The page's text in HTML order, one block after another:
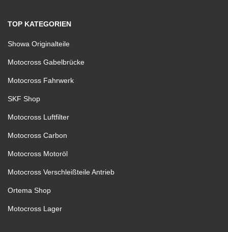
TOP KATEGORIEN
Showa Originalteile
Motocross Gabelbrücke
Motocross Fahrwerk
SKF Shop
Motocross Luftfilter
Motocross Carbon
Motocross Motoröl
Motocross Verschleißteile Antrieb
Ortema Shop
Motocross Lager